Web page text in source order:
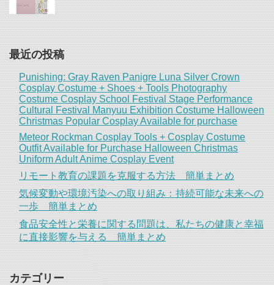
最近の投稿
Punishing: Gray Raven Panigre Luna Silver Crown
Cosplay Costume + Shoes + Tools Photography
Costume Cosplay School Festival Stage Performance
Cultural Festival Manyuu Exhibition Costume Halloween
Christmas Popular Cosplay Available for purchase
Meteor Rockman Cosplay Tools + Cosplay Costume
Outfit Available for Purchase Halloween Christmas
Uniform Adult Anime Cosplay Event
リモート教育の課題を克服する方法 簡単まとめ
気候変動や環境汚染への取り組み：持続可能な未来への
一歩 簡単まとめ
食品安全性と栄養に関する問題は、私たちの健康と幸福
に直接影響を与える 簡単まとめ
カテゴリー